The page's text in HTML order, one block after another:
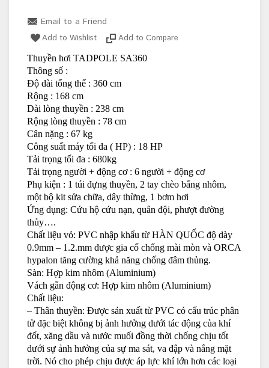
Email to a Friend
Add to Wishlist Add to Compare
Thuyền hơi TADPOLE SA360
Thông số :
Độ dài tổng thể : 360 cm
Rộng : 168 cm
Dài lòng thuyền : 238 cm
Rộng lòng thuyền : 78 cm
Cân nặng : 67 kg
Công suất máy tối đa ( HP) : 18 HP
Tải trọng tối đa : 680kg
Tải trọng người + động cơ : 6 người + động cơ
Phụ kiện : 1 túi đựng thuyền, 2 tay chèo bằng nhôm,
một bộ kit sửa chữa, dây thừng, 1 bơm hơi
Ứng dụng: Cứu hộ cứu nạn, quân đội, phượt đường
thủy….
Chất liệu vỏ: PVC nhập khẩu từ HÀN QUỐC độ dày
0.9mm – 1.2.mm được gia cố chống mài mòn và ORCA
hypalon tăng cường khả năng chống đâm thủng.
Sàn: Hợp kim nhôm (Aluminium)
Vách gắn động cơ: Hợp kim nhôm (Aluminium)
Chất liệu:
– Thân thuyền: Được sản xuất từ PVC có cấu trúc phân
tử đặc biệt không bị ảnh hưởng dưới tác động của khí
đốt, xăng dầu và nước muối đồng thời chống chịu tốt
dưới sự ảnh hưởng của sự ma sát, va đập và nắng mặt
trời. Nó cho phép chịu được áp lực khí lớn hơn các loại